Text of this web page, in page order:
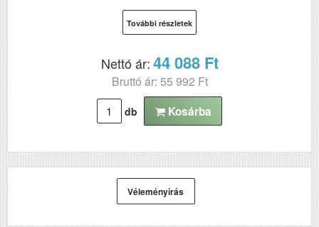
További részletek
Nettó ár:44 088 Ft
Bruttó ár: 55 992 Ft
db Kosárba
Véleményírás